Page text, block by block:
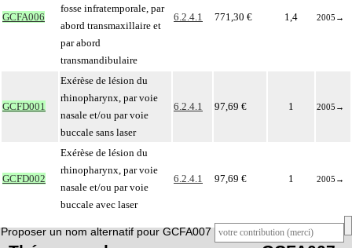
GCFA006
fosse infratemporale, par
abord transmaxillaire et
par abord
transmandibulaire
6.2.4.1 771,30 € 1,4 2005 →
GCFD001
Exérèse de lésion du
rhinopharynx, par voie
nasale et/ou par voie
buccale sans laser
6.2.4.1 97,69 € 1 2005 →
GCFD002
Exérèse de lésion du
rhinopharynx, par voie
nasale et/ou par voie
buccale avec laser
6.2.4.1 97,69 € 1 2005 →
Proposer un nom alternatif pour GCFA007